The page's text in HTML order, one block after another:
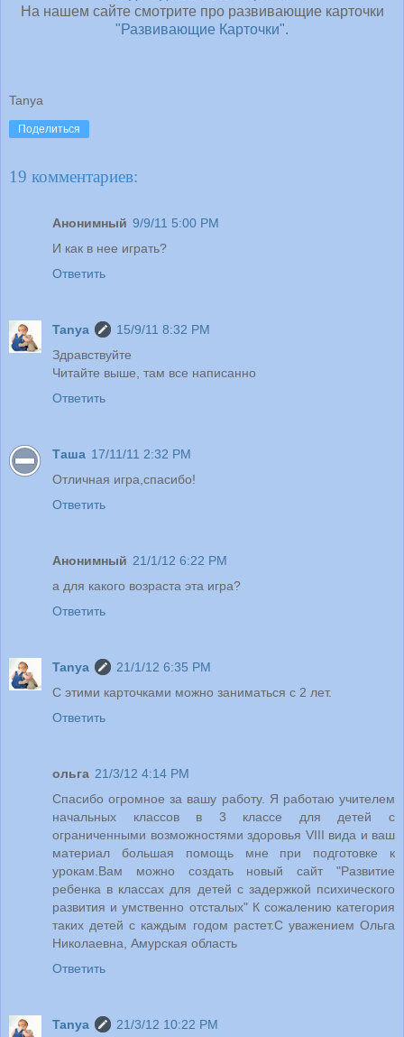
На нашем сайте смотрите про развивающие карточки
"Развивающие Карточки".
Tanya
Поделиться
19 комментариев:
Анонимный 9/9/11 5:00 PM
И как в нее играть?
Ответить
Tanya
15/9/11 8:32 PM
Здравствуйте
Читайте выше, там все написанно
Ответить
Таша 17/11/11 2:32 PM
Отличная игра,спасибо!
Ответить
Анонимный 21/1/12 6:22 PM
а для какого возраста эта игра?
Ответить
Tanya
21/1/12 6:35 PM
С этими карточками можно заниматься с 2 лет.
Ответить
ольга 21/3/12 4:14 PM
Спасибо огромное за вашу работу. Я работаю учителем
начальных классов в 3 классе для детей с
ограниченными возможностями здоровья VIII вида и ваш
материал большая помощь мне при подготовке к
урокам.Вам можно создать новый сайт "Развитие
ребенка в классах для детей с задержкой психического
развития и умственно отсталых" К сожалению категория
таких детей с каждым годом растет.С уважением Ольга
Николаевна, Амурская область
Ответить
Tanya 21/3/12 10:22 PM